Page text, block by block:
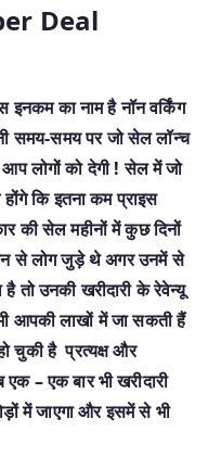
Deal
का नाम है नॉन वर्किंग
समय पर जो सेल लॉन्च
लोगों को देगी ! सेल में जो
कि इतना कम प्राइस
की सेल महीनों में कुछ दिनों
से लोग जुड़े थे अगर उनमें से
तो उनकी खरीदारी के रेवेन्यू
आपकी लाखों में जा सकती हैं
चुकी है प्रत्यक्ष और
– एक बार भी खरीदारी
में जाएगा और इसमें से भी